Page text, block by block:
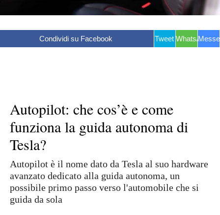
Condividi su Facebook Tweet WhatsApp
Autopilot: che cos’è e come
funziona la guida autonoma di
Tesla?
Autopilot è il nome dato da Tesla al suo hardware
avanzato dedicato alla guida autonoma, un
possibile primo passo verso l'automobile che si
guida da sola